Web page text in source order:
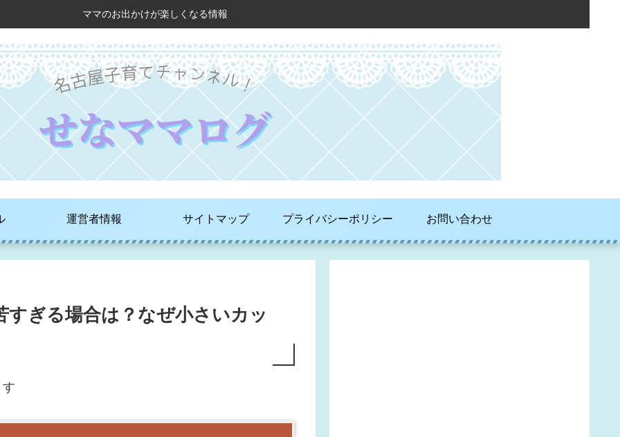
ママのお出かけが楽しくなる情報
運営者情報 サイトマップ プライバシーポリシー お問い合わせ
ぎる場合は？なぜ小さいカッ